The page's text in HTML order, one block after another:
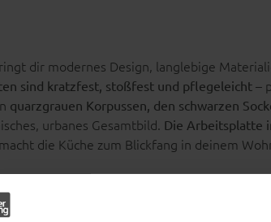
dir modernes Design, langlebige
sind kratzfest, stoßfest und pflegeleicht –
quarzgrauen Korpussen, den schwarzen
urbanes Gesamtbild. Die Arbeitsplatte
die Küche zum Blickfang in deinem